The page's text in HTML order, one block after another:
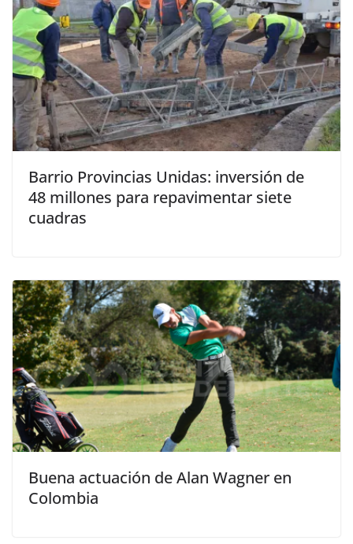
Barrio Provincias Unidas: inversión de
48 millones para repavimentar siete
cuadras
Buena actuación de Alan Wagner en
Colombia